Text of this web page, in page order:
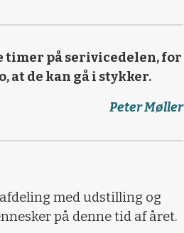
timer på serivicedelen, for
at de kan gå i stykker.
Peter Møller
med udstilling og
på denne tid af året.